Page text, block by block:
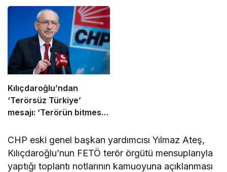
Kamu Yararı”
Kılıçdaroğlu’ndan
‘Terörsüz Türkiye’
mesajı: ‘Terörün bitmesi
çizgimizdir’
CHP eski genel başkan yardımcısı Yılmaz Ateş,
Kılıçdaroğlu’nun FETÖ terör örgütü mensuplarıyla
yaptığı toplantı notlarının kamuoyuna açıklanması